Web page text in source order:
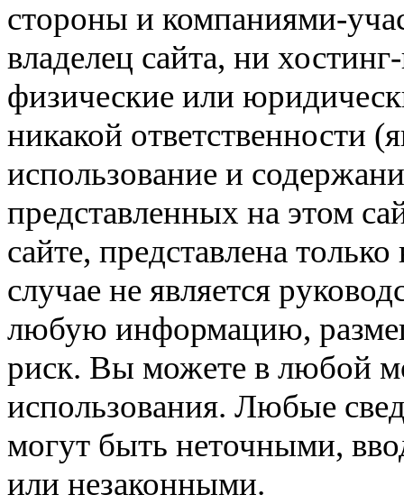
стороны и компаниями-
владелец сайта, ни
физические или
никакой ответственности
использование и
представленных на этом
сайте, представлена
случае не является
любую информацию,
риск. Вы можете в любой
использования. Любые
могут быть неточными,
или незаконными.